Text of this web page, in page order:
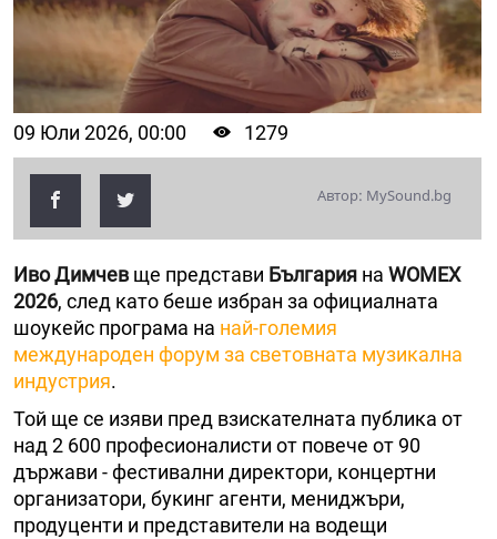
09 Юли 2026, 00:00 1279
Автор: MySound.bg
Иво Димчев ще представи България на WOMEX
2026, след като беше избран за официалната
шоукейс програма на най-големия
международен форум за световната музикална
индустрия.
Той ще се изяви пред взискателната публика от
над 2 600 професионалисти от повече от 90
държави - фестивални директори, концертни
организатори, букинг агенти, мениджъри,
продуценти и представители на водещи